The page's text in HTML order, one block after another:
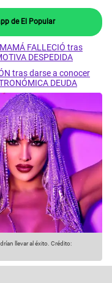
de El Popular
FALLECIÓ tras
DESPEDIDA
tras darse a conocer
DEUDA
llevar al éxito. Crédito: